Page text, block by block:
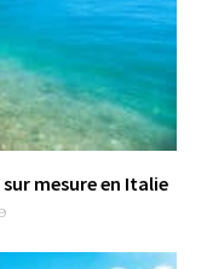
mesure en Italie